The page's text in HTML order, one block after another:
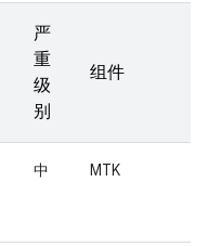
严
重
级
别
组件
中 MTK